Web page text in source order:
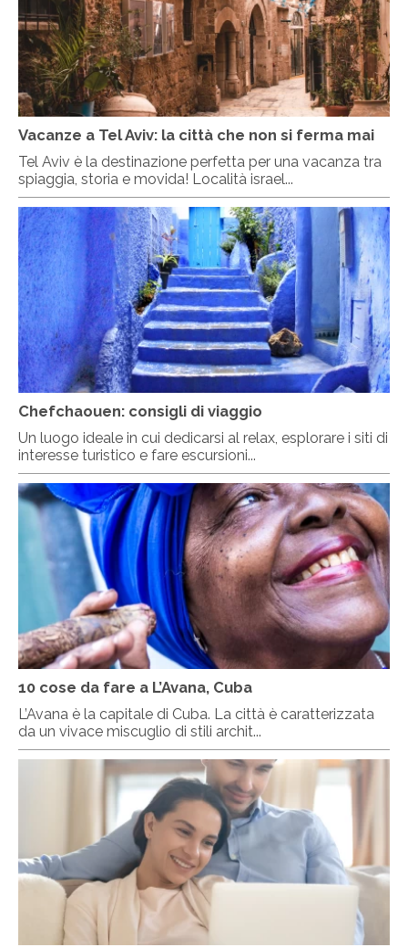
Vacanze a Tel Aviv: la città che non si ferma mai
Tel Aviv è la destinazione perfetta per una vacanza tra
spiaggia, storia e movida! Località israel...
Chefchaouen: consigli di viaggio
Un luogo ideale in cui dedicarsi al relax, esplorare i siti di
interesse turistico e fare escursioni...
10 cose da fare a L’Avana, Cuba
L’Avana è la capitale di Cuba. La città è caratterizzata
da un vivace miscuglio di stili archit...